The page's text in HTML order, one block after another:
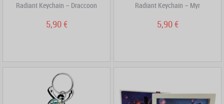
Radiant Keychain – Draccoon
5,90 €
Radiant Keychain – Myr
5,90 €